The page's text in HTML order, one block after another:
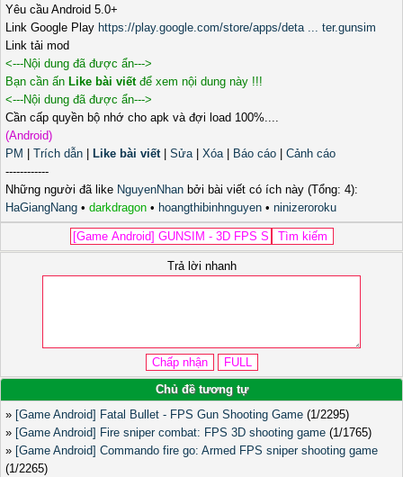
Yêu cầu Android 5.0+
Link Google Play https://play.google.com/store/apps/deta ... ter.gunsim
Link tải mod
<---Nội dung đã được ẩn--->
Bạn cần ấn Like bài viếtđể xem nội dung này !!!
<---Nội dung đã được ẩn--->
Cần cấp quyền bộ nhớ cho apk và đợi load 100%....
(Android)
PM
Trích dẫn Like bài viết| Sửa| Xóa| Báo cáo
Cảnh cáo
------------
Những người đã like NguyenNhan bởi bài viết có ích này (Tổng: 4):
HaGiangNang • darkdragon • hoangthibinhnguyen • ninizeroroku
Trả lời nhanh
Chủ đề tương tự
» [Game Android] Fatal Bullet - FPS Gun Shooting Game (1/2295)
» [Game Android] Fire sniper combat: FPS 3D shooting game (1/1765)
» [Game Android] Commando fire go: Armed FPS sniper shooting game
(1/2265)